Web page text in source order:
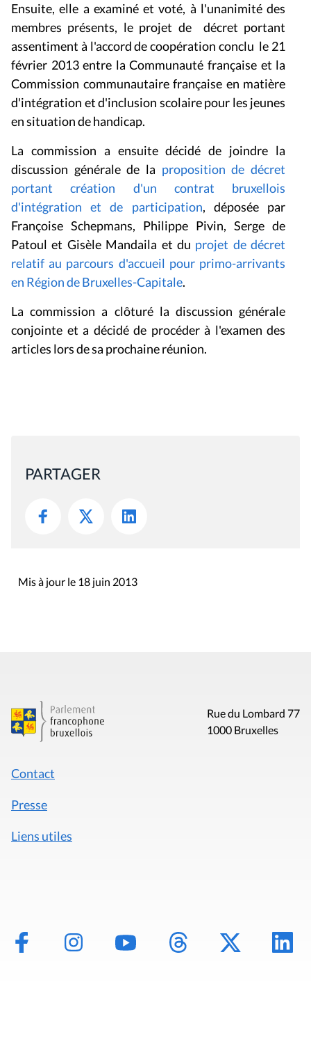
Ensuite, elle a examiné et voté, à l'unanimité des
membres présents, le projet de décret portant
assentiment à l'accord de coopération conclu le 21
février 2013 entre la Communauté française et la
Commission communautaire française en matière
d'intégration et d'inclusion scolaire pour les jeunes
en situation de handicap.
La commission a ensuite décidé de joindre la
discussion générale de la proposition de décret
portant création d'un contrat bruxellois
d'intégration et de participation, déposée par
Françoise Schepmans, Philippe Pivin, Serge de
Patoul et Gisèle Mandaila et du projet de décret
relatif au parcours d'accueil pour primo-arrivants
en Région de Bruxelles-Capitale.
La commission a clôturé la discussion générale
conjointe et a décidé de procéder à l'examen des
articles lors de sa prochaine réunion.
PARTAGER
Mis à jour le 18 juin 2013
Rue du Lombard 77
1000 Bruxelles
Contact
Presse
Liens utiles